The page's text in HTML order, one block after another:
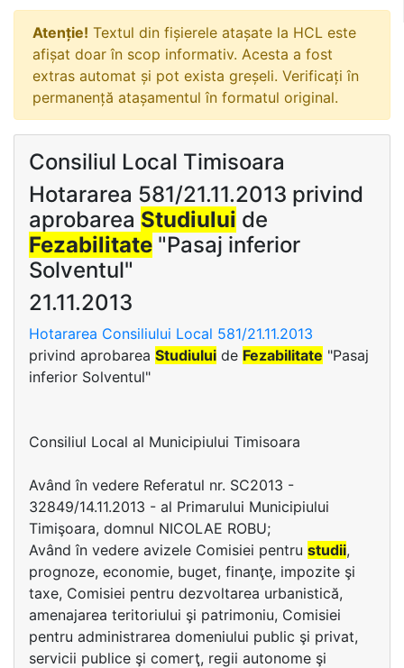
Atenție! Textul din fișierele atașate la HCL este
afișat doar în scop informativ. Acesta a fost
extras automat și pot exista greșeli. Verificați în
permanență atașamentul în formatul original.
Consiliul Local Timisoara
Hotararea 581/21.11.2013 privind
aprobarea Studiului de
Fezabilitate "Pasaj inferior
Solventul"
21.11.2013
Hotararea Consiliului Local 581/21.11.2013
privind aprobarea Studiului de Fezabilitate "Pasaj
inferior Solventul"
Consiliul Local al Municipiului Timisoara
Având în vedere Referatul nr. SC2013 -
32849/14.11.2013 - al Primarului Municipiului
Timişoara, domnul NICOLAE ROBU;
Având în vedere avizele Comisiei pentru studii,
prognoze, economie, buget, finanţe, impozite şi
taxe, Comisiei pentru dezvoltarea urbanistică,
amenajarea teritoriului şi patrimoniu, Comisiei
pentru administrarea domeniului public şi privat,
servicii publice şi comerţ, regii autonome şi